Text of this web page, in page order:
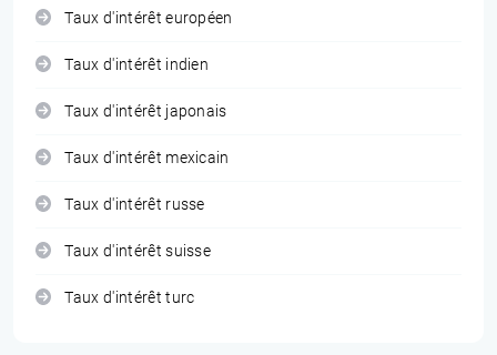
Taux d'intérêt européen
Taux d'intérêt indien
Taux d'intérêt japonais
Taux d'intérêt mexicain
Taux d'intérêt russe
Taux d'intérêt suisse
Taux d'intérêt turc